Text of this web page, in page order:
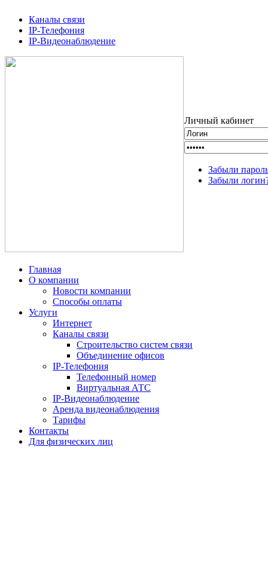
Каналы связи
IP-Телефония
IP-Видеонаблюдение
Личный кабинет
Забыли
Забыли
Главная
О компании
Новости компании
Способы оплаты
Услуги
Интернет
Каналы связи
Строительство систем связи
Объединение офисов
IP-Телефония
Телефонный номер
Виртуальная АТС
IP-Видеонаблюдение
Аренда видеонаблюдения
Тарифы
Контакты
Для физических лиц